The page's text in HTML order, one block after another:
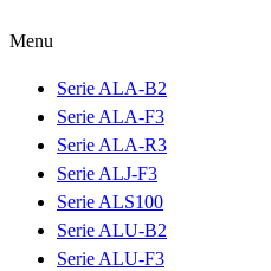
Menu
Serie ALA-B2
Serie ALA-F3
Serie ALA-R3
Serie ALJ-F3
Serie ALS100
Serie ALU-B2
Serie ALU-F3